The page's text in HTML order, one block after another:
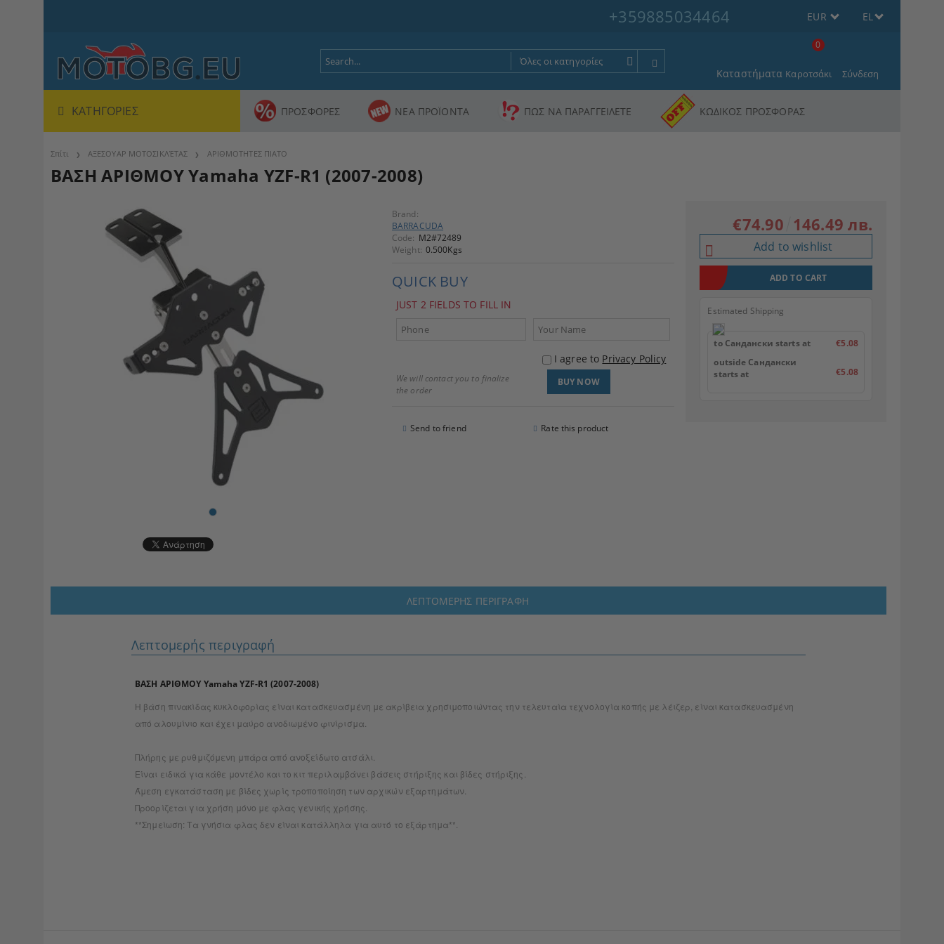
+359885034464 EUR EL
Καταστήματα Καροτσάκι
0
Σύνδεση
ΚΑΤΗΓΟΡΊΕΣ ΠΡΟΣΦΟΡΕΣ ΝΕΑ ΠΡΟΪΟΝΤΑ ΠΩΣ ΝΑ ΠΑΡΑΓΓΕΙΛΕΤΕ ΚΩΔΙΚΟΣ ΠΡΟΣΦΟΡΑΣ
Σπίτι ΑΞΕΣΟΥΑΡ ΜΟΤΟΣΙΚΛΈΤΑΣ ΑΡΙΘΜΟΤΗΤΕΣ ΠΙΑΤΟ
ΒΑΣΗ ΑΡΙΘΜΟΥ Yamaha YZF-R1 (2007-2008)
Brand:
BARRACUDA
Code: M2#72489
Weight: 0.500Kgs
QUICK BUY
JUST 2 FIELDS TO FILL IN
I agree to Privacy Policy
We will contact you to finalize
the order
Send to friend Rate this product
€74.90 146.49 лв.
Add to wishlist
Estimated Shipping
to Сандански starts at
€5.08
outside Сандански
starts at
€5.08
ΛΕΠΤΟΜΕΡΉΣ ΠΕΡΙΓΡΑΦΉ
Λεπτομερής περιγραφή
ΒΑΣΗ ΑΡΙΘΜΟΥ Yamaha YZF-R1 (2007-2008)
Η βάση πινακίδας κυκλοφορίας είναι κατασκευασμένη με ακρίβεια χρησιμοποιώντας την τελευταία τεχνολογία κοπής με λέιζερ, είναι κατασκευασμένη
από αλουμίνιο και έχει μαύρο ανοδιωμένο φινίρισμα.
Πλήρης με ρυθμιζόμενη μπάρα από ανοξείδωτο ατσάλι.
Είναι ειδικά για κάθε μοντέλο και το κιτ περιλαμβάνει βάσεις στήριξης και βίδες στήριξης.
Άμεση εγκατάσταση με βίδες χωρίς τροποποίηση των αρχικών εξαρτημάτων.
Προορίζεται για χρήση μόνο με φλας γενικής χρήσης.
**Σημείωση: Τα γνήσια φλας δεν είναι κατάλληλα για αυτό το εξάρτημα**.